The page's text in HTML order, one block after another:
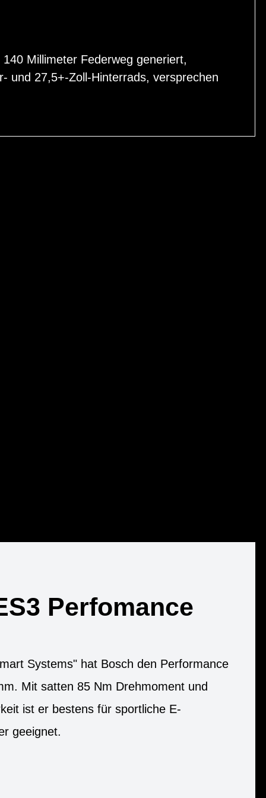
Millimeter Federweg generiert,
und 27,5+-Zoll-Hinterrads, versprechen
Perfomance
Systems" hat Bosch den Performance
Mit satten 85 Nm Drehmoment und
ist er bestens für sportliche E-
geeignet.